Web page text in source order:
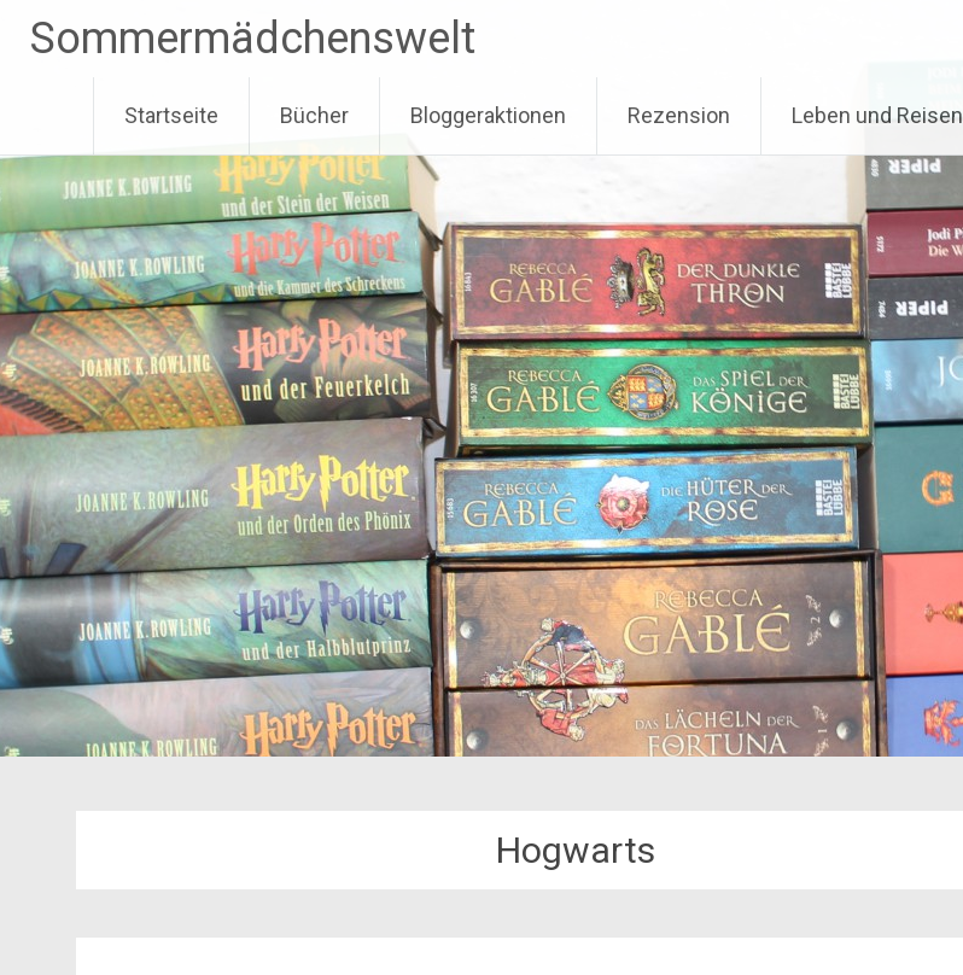
InhaltSommermädchenswelt
Startseite Bücher Bloggeraktionen Rezension Leben und Reisen
Hogwarts